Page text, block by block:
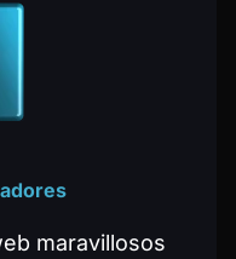
maravillosos